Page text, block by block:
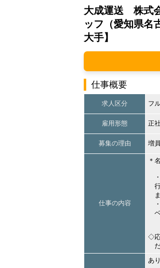
大成運送 株式
ッフ（愛知県名
大手】
仕事概要
求人区分 フ
雇用形態 正
募集の理由 増員
仕事の内容
＊
・
行
ま
・
ベ
◇応
だ
あ